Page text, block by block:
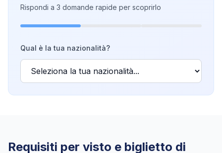
Rispondi a 3 domande rapide per scoprirlo
Qual è la tua nazionalità?
Requisiti per visto e biglietto di